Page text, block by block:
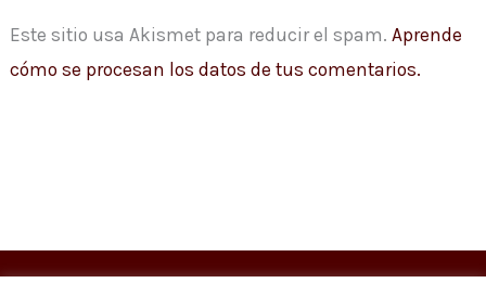
Este sitio usa Akismet para reducir el spam. Aprende
cómo se procesan los datos de tus comentarios.